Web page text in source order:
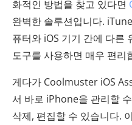
화적인 방법을 찾고 있다면
완벽한 솔루션입니다.
퓨터와 iOS 기기 간에 다른
도구를 사용하면 매우 편리
게다가 Coolmuster iOS
서 바로 iPhone을 관리할
삭제, 편집할 수 있습니다.